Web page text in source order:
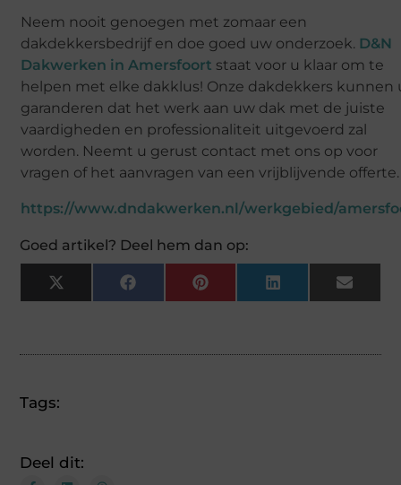
Neem nooit genoegen met zomaar een
dakdekkersbedrijf en doe goed uw onderzoek. D&N
Dakwerken in Amersfoort staat voor u klaar om te
helpen met elke dakklus! Onze dakdekkers kunnen
garanderen dat het werk aan uw dak met de juiste
vaardigheden en professionaliteit uitgevoerd zal
worden. Neemt u gerust contact met ons op voor
vragen of het aanvragen van een vrijblijvende offerte.
https://www.dndakwerken.nl/werkgebied/
Goed artikel? Deel hem dan op:
X
(Twitter)
FacebookPinterestLinkedInEmail
Tags:
Deel dit: